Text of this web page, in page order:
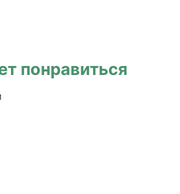
понравиться